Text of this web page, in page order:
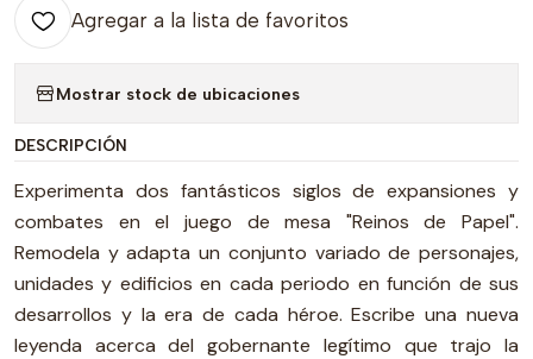
Agregar a la lista de favoritos
Mostrar stock de ubicaciones
DESCRIPCIÓN
Experimenta dos fantásticos siglos de expansiones y
combates en el juego de mesa "Reinos de Papel".
Remodela y adapta un conjunto variado de personajes,
unidades y edificios en cada periodo en función de sus
desarrollos y la era de cada héroe. Escribe una nueva
leyenda acerca del gobernante legítimo que trajo la